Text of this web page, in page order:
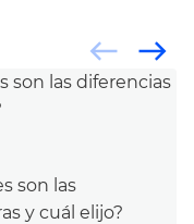
son las
y cuál elijo?
east
west